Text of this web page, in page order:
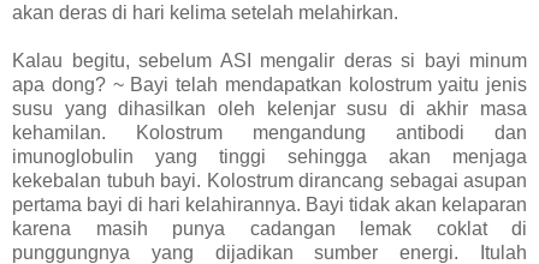
akan deras di hari kelima setelah melahirkan.
Kalau begitu, sebelum ASI mengalir deras si bayi minum
apa dong? ~ Bayi telah mendapatkan kolostrum yaitu jenis
susu yang dihasilkan oleh kelenjar susu di akhir masa
kehamilan. Kolostrum mengandung antibodi dan
imunoglobulin yang tinggi sehingga akan menjaga
kekebalan tubuh bayi. Kolostrum dirancang sebagai asupan
pertama bayi di hari kelahirannya. Bayi tidak akan kelaparan
karena masih punya cadangan lemak coklat di
punggungnya yang dijadikan sumber energi. Itulah